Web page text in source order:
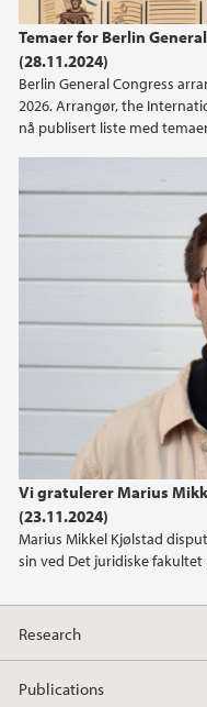
Temaer for Berlin
(28.11.2024)
Berlin General Congress
2026. Arrangør, the
nå publisert liste med
Vi gratulerer Marius
(23.11.2024)
Marius Mikkel Kjølstad
sin ved Det juridiske
Research
Publications